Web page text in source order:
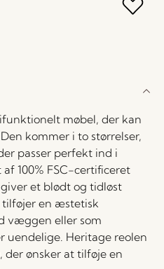
møbel, der kan
kommer i to størrelser,
passer perfekt ind i
100% FSC-certificeret
et blødt og tidløst
tilføjer en æstetisk
væggen eller som
uendelige. Heritage reolen
ønsker at tilføje en